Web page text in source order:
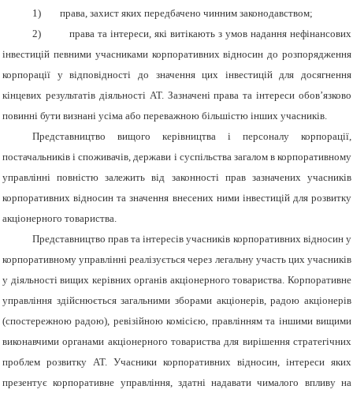
1)
права, захист яких передбачено чинним законодавством;
2)
права та інтереси, які витікають з умов надання нефінансових
інвестицій певними учасниками корпоративних відносин до розпорядження
корпорації у відповідності до значення цих інвестицій для досягнення
кінцевих результатів діяльності АТ. Зазначені права та інтереси обов’язково
повинні бути визнані усіма або переважною більшістю інших учасників.
Представництво вищого керівництва і персоналу корпорації,
постачальників і споживачів, держави і суспільства загалом в корпоративному
управлінні повністю залежить від законності прав зазначених учасників
корпоративних відносин та значення внесених ними інвестицій для розвитку
акціонерного товариства.
Представництво прав та інтересів учасників корпоративних відносин у
корпоративному управлінні реалізується через легальну участь цих учасників
у діяльності вищих керівних органів акціонерного товариства. Корпоративне
управління здійснюється загальними зборами акціонерів, радою акціонерів
(спостережною радою), ревізійною комісією, правлінням та іншими вищими
виконавчими органами акціонерного товариства для вирішення стратегічних
проблем розвитку АТ. Учасники корпоративних відносин, інтереси яких
презентує корпоративне управління, здатні надавати чималого впливу на